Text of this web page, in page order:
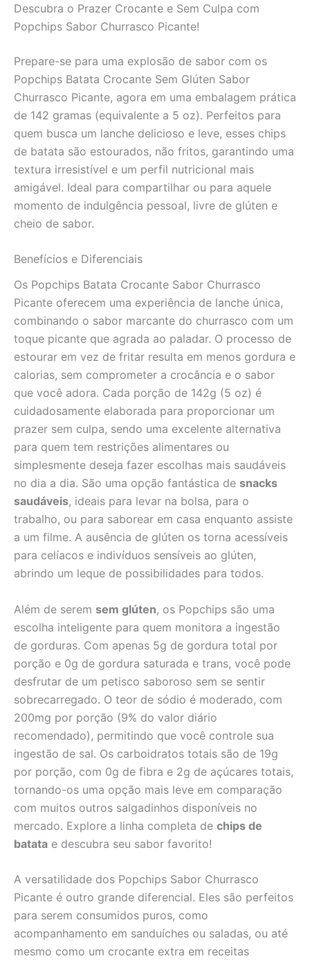
Descubra o Prazer Crocante e Sem Culpa com
Popchips Sabor Churrasco Picante!
Prepare-se para uma explosão de sabor com os
Popchips Batata Crocante Sem Glúten Sabor
Churrasco Picante, agora em uma embalagem prática
de 142 gramas (equivalente a 5 oz). Perfeitos para
quem busca um lanche delicioso e leve, esses chips
de batata são estourados, não fritos, garantindo uma
textura irresistível e um perfil nutricional mais
amigável. Ideal para compartilhar ou para aquele
momento de indulgência pessoal, livre de glúten e
cheio de sabor.
Benefícios e Diferenciais
Os Popchips Batata Crocante Sabor Churrasco
Picante oferecem uma experiência de lanche única,
combinando o sabor marcante do churrasco com um
toque picante que agrada ao paladar. O processo de
estourar em vez de fritar resulta em menos gordura e
calorias, sem comprometer a crocância e o sabor
que você adora. Cada porção de 142g (5 oz) é
cuidadosamente elaborada para proporcionar um
prazer sem culpa, sendo uma excelente alternativa
para quem tem restrições alimentares ou
simplesmente deseja fazer escolhas mais saudáveis
no dia a dia. São uma opção fantástica de snacks
saudáveis, ideais para levar na bolsa, para o
trabalho, ou para saborear em casa enquanto assiste
a um filme. A ausência de glúten os torna acessíveis
para celíacos e indivíduos sensíveis ao glúten,
abrindo um leque de possibilidades para todos.
Além de serem sem glúten, os Popchips são uma
escolha inteligente para quem monitora a ingestão
de gorduras. Com apenas 5g de gordura total por
porção e 0g de gordura saturada e trans, você pode
desfrutar de um petisco saboroso sem se sentir
sobrecarregado. O teor de sódio é moderado, com
200mg por porção (9% do valor diário
recomendado), permitindo que você controle sua
ingestão de sal. Os carboidratos totais são de 19g
por porção, com 0g de fibra e 2g de açúcares totais,
tornando-os uma opção mais leve em comparação
com muitos outros salgadinhos disponíveis no
mercado. Explore a linha completa de chips de
batata e descubra seu sabor favorito!
A versatilidade dos Popchips Sabor Churrasco
Picante é outro grande diferencial. Eles são perfeitos
para serem consumidos puros, como
acompanhamento em sanduíches ou saladas, ou até
mesmo como um crocante extra em receitas